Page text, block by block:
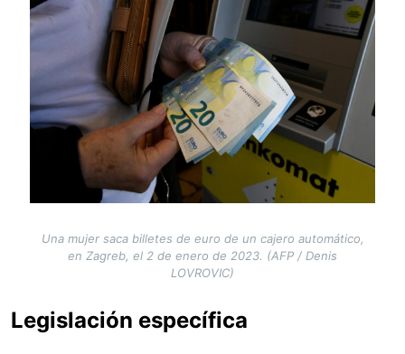
Una mujer saca billetes de euro de un cajero automático,
en Zagreb, el 2 de enero de 2023. (AFP / Denis
LOVROVIC)
Legislación específica